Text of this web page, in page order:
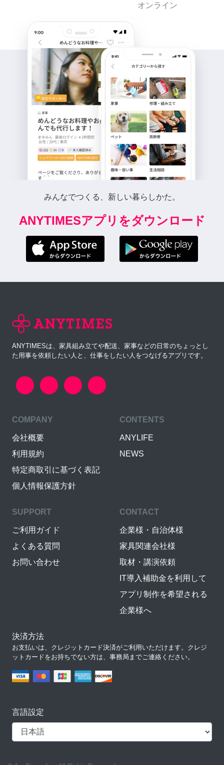
オンライン
みんなでつくる、新しい暮らしかた。
ANYTIMESアプリをダウンロード
ANYTIMESは、家具組み立てや配送、家事などの日常のちょっとし
た用事を依頼したい人と、仕事をしたい人をつなげるアプリです。
COMPANY
会社概要
利用規約
特定商取引に基づく表記
個人情報保護方針
CONTENTS
ANYLIFE
NEWS
SUPPORT
ご利用ガイド
よくある質問
お問い合わせ
CONTACT
企業様・自治体様
家具関連会社様
取材・講演依頼
IT導入補助金を利用して
アプリ制作を希望される
企業様へ
決済方法
お支払いは、クレジットカード決済がご利用いただけます。クレジ
ットカードをお持ちでない方は、事務局までご連絡ください。
言語設定